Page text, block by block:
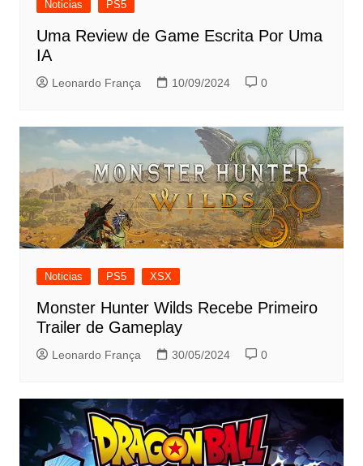
Noticias PS5
Uma Review de Game Escrita Por Uma
IA
Leonardo França 10/09/2024 0
Noticias PS5 XSX
Monster Hunter Wilds Recebe Primeiro
Trailer de Gameplay
Leonardo França 30/05/2024 0